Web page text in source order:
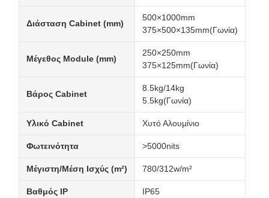
Διάσταση Cabinet (mm)
500×1000mm
375×500×135mm(Γωνία)
Μέγεθος Module (mm)
250×250mm
375×125mm(Γωνία)
Βάρος Cabinet
8.5kg/14kg
5.5kg(Γωνία)
Υλικό Cabinet Χυτό Αλουμίνιο
Φωτεινότητα >5000nits
Μέγιστη/Μέση Ισχύς (m²) 780/312w/m²
Βαθμός IP IP65